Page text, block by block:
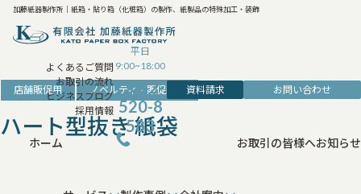
加藤紙器製作所｜紙箱・貼り箱（化粧箱）の製作、紙製品の特殊加工・装飾
よくあるご質問
お取引の流れ
ビジネスブログ
採用情報
平日
9:00~18:00
042-
520-8
583
資料請求 お問い合わせ
ホーム お取引の皆様へお知らせ
店舗販促用 ノベルティ・販促雑貨
ハート型抜き 紙袋